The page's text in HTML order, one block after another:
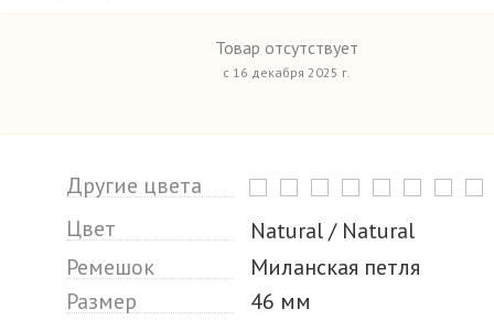
Товар отсутствует
с 16 декабря 2025 г.
Другие цвета
Цвет
Natural / Natural
Ремешок
Миланская петля
Размер
46 мм